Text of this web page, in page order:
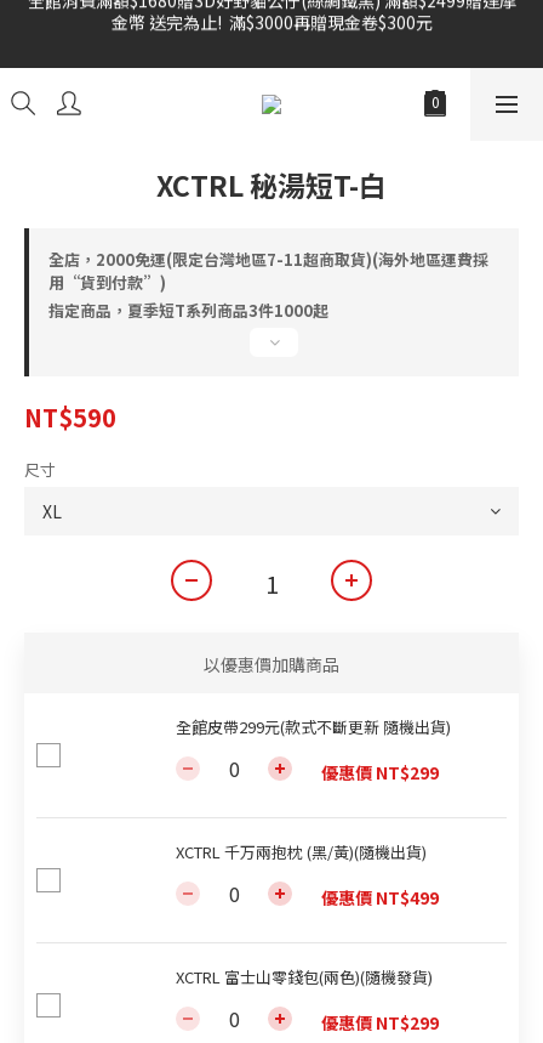
雙倍奉還 歡慶父親節全館褲類任選兩件88折!!!
金幣 送完為止!  滿$3000再贈現金卷$300元
雙倍奉還 歡慶父親節全館褲類任選兩件88折!!!
XCTRL 秘湯短T-白
全店，2000免運(限定台灣地區7-11超商取貨)(海外地區運費採
用“貨到付款”)
指定商品，夏季短T系列商品3件1000起
NT$590
尺寸
以優惠價加購商品
全館皮帶299元(款式不斷更新 隨機出貨)
優惠價 NT$299
XCTRL 千万兩抱枕 (黑/黃)(隨機出貨)
優惠價 NT$499
XCTRL 富士山零錢包(兩色)(隨機發貨)
優惠價 NT$299